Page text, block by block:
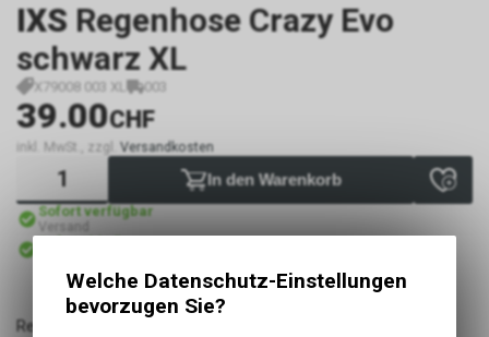
IXS Regenhose Crazy Evo
schwarz XL
X79008 003 XL 003
39.00CHF
inkl. MwSt., zzgl. Versandkosten
In den Warenkorb
Sofort verfügbar
Versand
Regenhose aus wasserdichtem 190T Polyamid mit PVC
Welche Datenschutz-Einstellungen
bevorzugen Sie?